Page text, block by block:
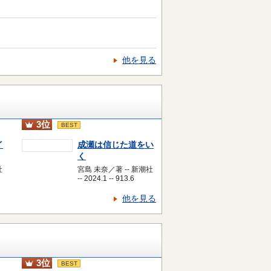
他を見る
3位 BEST
成瀬は信じた道をい
く
宮島 未奈／著 -- 新潮社
-- 2024.1 -- 913.6
他を見る
3位 BEST